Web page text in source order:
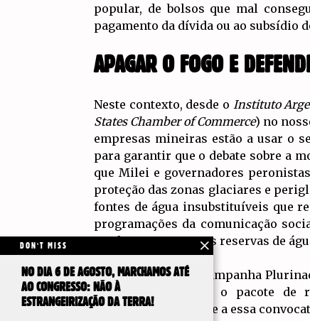
popular, de bolsos que mal
pagamento da dívida ou ao subsídio
APAGAR O FOGO E
Neste contexto, desde o Instituto
States Chamber of Commerce) no
empresas mineiras estão a usar o
para garantir que o debate sobre a
que Milei e governadores
proteção das zonas glaciares e
fontes de água insubstituíveis que
programações da comunicação
perdermos as nossas reservas de
Nesse contexto, a Campanha
incêndios e contra o pacote de
frente, paralelamente a essa
DON'T MISS
NO DIA 6 DE AGOSTO, MARCHAMOS ATÉ
AO CONGRESSO: NÃO À
ESTRANGEIRIZAÇÃO DA TERRA!